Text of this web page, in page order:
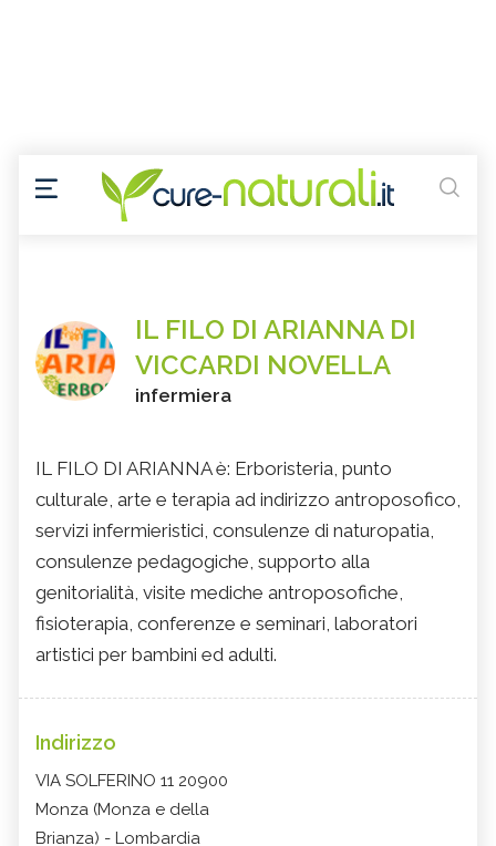
IL FILO DI ARIANNA DI
VICCARDI NOVELLA
infermiera
IL FILO DI ARIANNA è: Erboristeria, punto
culturale, arte e terapia ad indirizzo antroposofico,
servizi infermieristici, consulenze di naturopatia,
consulenze pedagogiche, supporto alla
genitorialità, visite mediche antroposofiche,
fisioterapia, conferenze e seminari, laboratori
artistici per bambini ed adulti.
Indirizzo
VIA SOLFERINO 11 20900
Monza (Monza e della
Brianza) - Lombardia